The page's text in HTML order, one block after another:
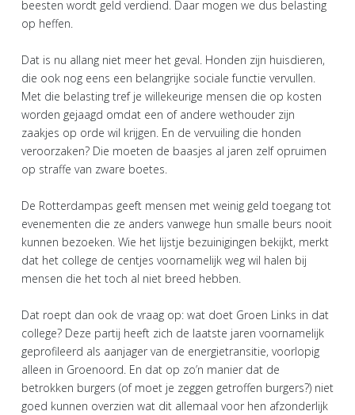
beesten wordt geld verdiend. Daar mogen we dus belasting
op heffen.
Dat is nu allang niet meer het geval. Honden zijn huisdieren,
die ook nog eens een belangrijke sociale functie vervullen.
Met die belasting tref je willekeurige mensen die op kosten
worden gejaagd omdat een of andere wethouder zijn
zaakjes op orde wil krijgen. En de vervuiling die honden
veroorzaken? Die moeten de baasjes al jaren zelf opruimen
op straffe van zware boetes.
De Rotterdampas geeft mensen met weinig geld toegang tot
evenementen die ze anders vanwege hun smalle beurs nooit
kunnen bezoeken. Wie het lijstje bezuinigingen bekijkt, merkt
dat het college de centjes voornamelijk weg wil halen bij
mensen die het toch al niet breed hebben.
Dat roept dan ook de vraag op: wat doet Groen Links in dat
college? Deze partij heeft zich de laatste jaren voornamelijk
geprofileerd als aanjager van de energietransitie, voorlopig
alleen in Groenoord. En dat op zo’n manier dat de
betrokken burgers (of moet je zeggen getroffen burgers?) niet
goed kunnen overzien wat dit allemaal voor hen afzonderlijk